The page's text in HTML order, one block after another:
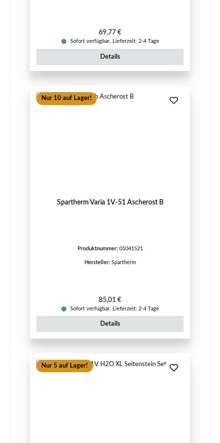
Regulärer Preis:
69,77 €
Sofort verfügbar, Lieferzeit: 2-4 Tage
Details
Nur 10 auf Lager!
Spartherm Varia 1V-51 Ascherost B
Produktnummer: 01041521
Hersteller: Spartherm
Regulärer Preis:
85,01 €
Sofort verfügbar, Lieferzeit: 2-4 Tage
Details
Nur 5 auf Lager!